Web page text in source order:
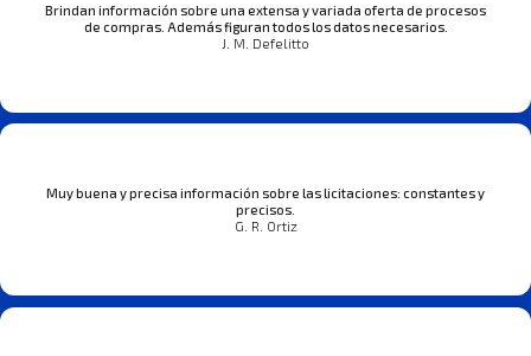
Brindan información sobre una extensa y variada oferta de procesos
de compras. Además figuran todos los datos necesarios.
J. M. Defelitto
Muy buena y precisa información sobre las licitaciones: constantes y
precisos.
G. R. Ortiz